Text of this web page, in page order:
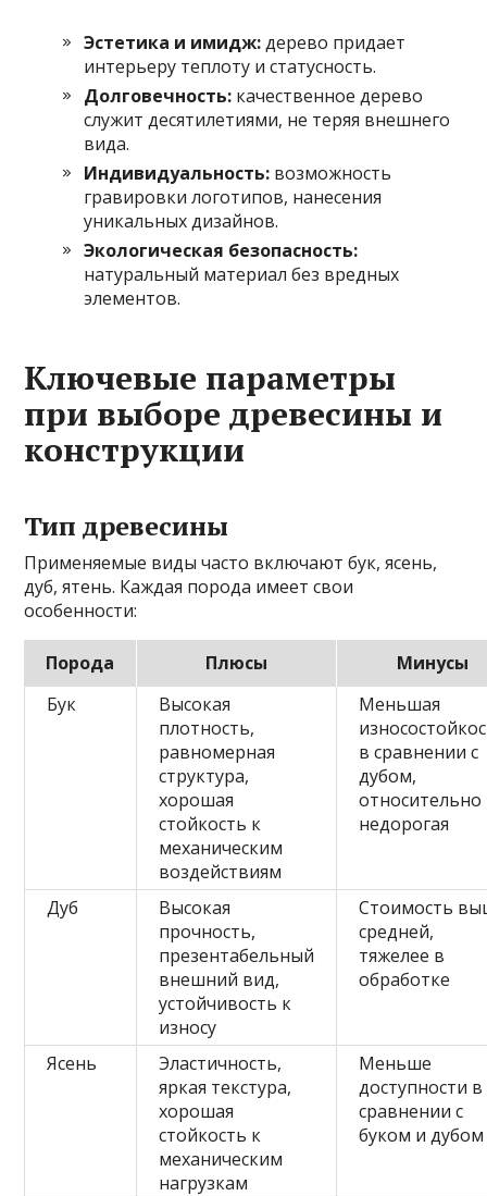
Эстетика и имидж:дерево придает
интерьеру теплоту и статусность.
Долговечность: качественное дерево
служит десятилетиями, не теряя внешнего
вида.
Индивидуальность: возможность
гравировки логотипов, нанесения
уникальных дизайнов.
Экологическая безопасность:
натуральный материал без вредных
элементов.
Ключевые параметры
при выборе древесины и
конструкции
Тип древесины
Применяемые виды часто включают бук, ясень,
дуб, ятень. Каждая порода имеет свои
особенности:
Порода Плюсы
Минусы
Бук
Высокая
плотность,
равномерная
структура,
хорошая
стойкость к
механическим
воздействиям
Меньшая
в сравнении с
дубом,
относительно
недорогая
Дуб
Высокая
прочность,
презентабельный
внешний вид,
устойчивость к
износу
Стоимость
средней,
тяжелее в
обработке
Ясень
Эластичность,
яркая текстура,
хорошая
стойкость к
механическим
нагрузкам
Меньше
доступности в
сравнении с
буком и дубом